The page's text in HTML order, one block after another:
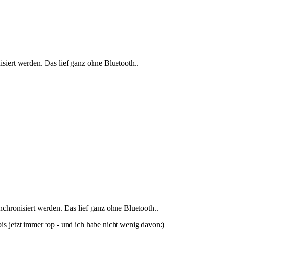
werden. Das lief ganz ohne Bluetooth..
werden. Das lief ganz ohne Bluetooth..
jetzt immer top - und ich habe nicht wenig davon:)